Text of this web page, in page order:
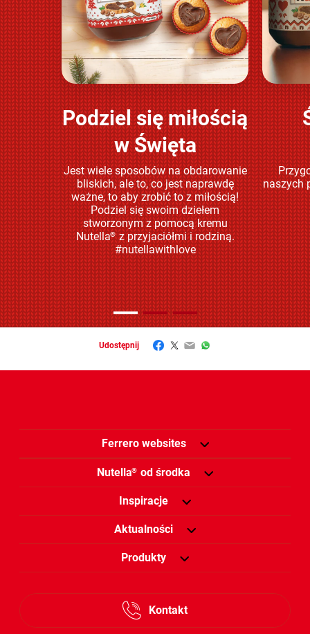
Sprawdź
Podziel się miłością
w Święta
Jest wiele sposobów na obdarowanie
bliskich, ale to, co jest naprawdę
ważne, to aby zrobić to z miłością!
Podziel się swoim dziełem
stworzonym z pomocą kremu
Nutella®z przyjaciółmi i rodziną.
#nutellawithlove
naszych
Udostępnij Facebook
Twitter
EmailWhatsApp
Ferrero websites
Nutella® od środka
Inspiracje
Aktualności
Produkty
Kontakt